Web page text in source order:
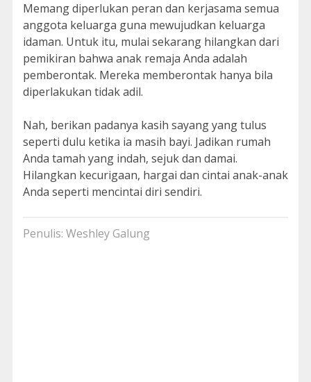
Memang diperlukan peran dan kerjasama semua
anggota keluarga guna mewujudkan keluarga
idaman. Untuk itu, mulai sekarang hilangkan dari
pemikiran bahwa anak remaja Anda adalah
pemberontak. Mereka memberontak hanya bila
diperlakukan tidak adil.
Nah, berikan padanya kasih sayang yang tulus
seperti dulu ketika ia masih bayi. Jadikan rumah
Anda tamah yang indah, sejuk dan damai.
Hilangkan kecurigaan, hargai dan cintai anak-anak
Anda seperti mencintai diri sendiri.
Penulis: Weshley Galung